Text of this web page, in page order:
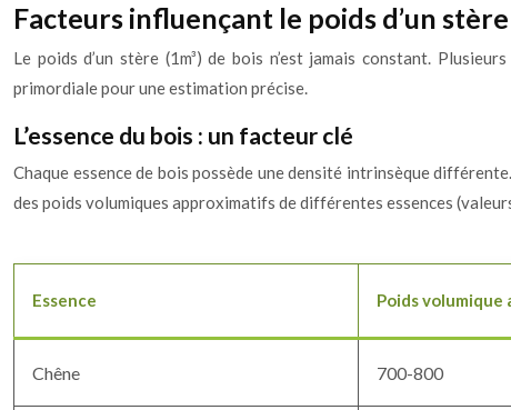
Facteurs influençant le poids d’un
Le poids d’un stère (1m³) de bois n’est jamais constant.
primordiale pour une estimation précise.
L’essence du bois : un facteur clé
Chaque essence de bois possède une densité intrinsèque
des poids volumiques approximatifs de différentes essences
Essence Poids volumique
Chêne 700-800